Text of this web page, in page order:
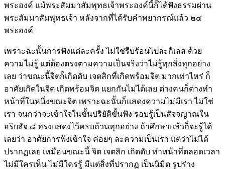
พระองค์ แม้พระสัมมาสัมพุทธเจ้าพระองค์นี้ก็ได้ฟังธรรมผ่าน
พระสัมมาสัมพุทธเจ้า หลังจากที่ได้รับคำพยากรณ์แล้ว ๒๔
พระองค์
เพราะฉะนั้นการฟังแต่ละครั้ง ไม่ใช่รีบร้อนไปละกิเลส ด้วย
ความไม่รู้ แต่ต้องตรงตามความเป็นจริงว่าไม่รู้ทุกสิ่งทุกอย่าง
เลย ว่าขณะนี้จิตก็เกิดดับ เจตสิกที่เกิดพร้อมจิต มากเท่าไหร่ ก็
อาศัยเกิดในจิต เกิดพร้อมจิต แยกกันไม่ได้เลย ต่างคนก็ต่างทำ
หน้าที่ในหนึ่งขณะจิต เพราะฉะนั้นก็แสดงความไม่มีเรา ไม่ใช่
เรา จนกว่าจะเข้าใจในขั้นปริยัติขั้นฟัง รอบรู้เป็นสัจจญาณใน
อริยสัจ ๔ ทรงแสดงไว้ครบถ้วนทุกอย่าง ถ้าศึกษาแล้วก็จะรู้ได้
เลยว่า อาศัยการฟังเข้าใจ ค่อยๆ ละความเป็นเรา แต่ว่าไม่ได้
ปรากฏเลย เหมือนขณะนี้ จิต เจตสิก เกิดดับ ทำหน้าที่ตลอดเวลา
ไม่มีใครเห็น ไม่มีใครรู้ มีแต่สิ่งที่ปรากฏ เป็นนิมิต รูปร่าง